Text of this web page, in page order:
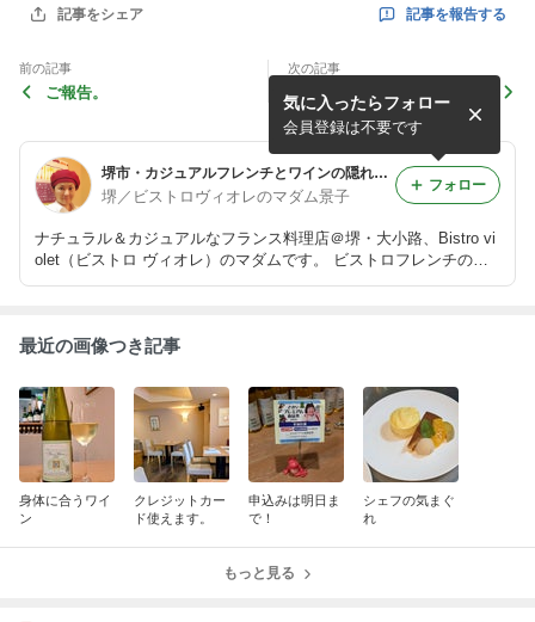
記事をシェア 記事を報告する
前の記事
ご報告。
次の記事
堺市・カジュアルフレンチとワインの隠れ家・ビストロヴィオレより。
堺／ビストロヴィオレのマダム景子
ナチュラル＆カジュアルなフランス料理店＠堺・大小路、Bistro vi
olet（ビストロ ヴィオレ）のマダムです。 ビストロフレンチの料
理のこと、フランスワインのこと、そして時々マラソンのこと。
気に入ったらフォロー
会員登録は不要です
フォロー
最近の画像つき記事
身体に合うワイ
ン
クレジットカー
ド使えます。
申込みは明日ま
で！
シェフの気まぐ
れ
もっと見る